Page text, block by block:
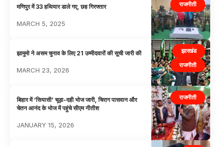
राजनीती
मणिपुर में 33 हथियार डाले गए, छह गिरफ्तार
MARCH 5, 2025
झारखंड
राजनीती
झामुमो ने असम चुनाव के लिए 21 उम्मीदवारों की सूची जारी की
MARCH 23, 2026
राजनीती
बिहार में ‘सियासी’ चूड़ा-दही भोज जारी, चिराग पासवान और
चेतन आनंद के भोज में पहुंचे सीएम नीतीश
JANUARY 15, 2026